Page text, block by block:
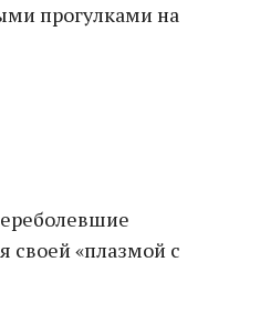
прогулками на
своей «плазмой с